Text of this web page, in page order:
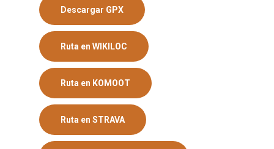
Descargar GPX
Ruta en WIKILOC
Ruta en KOMOOT
Ruta en STRAVA